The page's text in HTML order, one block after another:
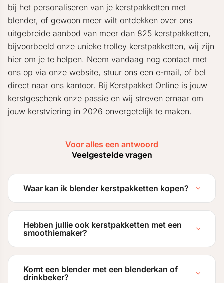
bij het personaliseren van je kerstpakketten met
blender, of gewoon meer wilt ontdekken over ons
uitgebreide aanbod van meer dan 825 kerstpakketten,
bijvoorbeeld onze unieke trolley kerstpakketten, wij zijn
hier om je te helpen. Neem vandaag nog contact met
ons op via onze website, stuur ons een e-mail, of bel
direct naar ons kantoor. Bij Kerstpakket Online is jouw
kerstgeschenk onze passie en wij streven ernaar om
jouw kerstviering in 2026 onvergetelijk te maken.
Voor alles een antwoord
Veelgestelde vragen
Waar kan ik blender kerstpakketten kopen?
Hebben jullie ook kerstpakketten met een
smoothiemaker?
Komt een blender met een blenderkan of
drinkbeker?